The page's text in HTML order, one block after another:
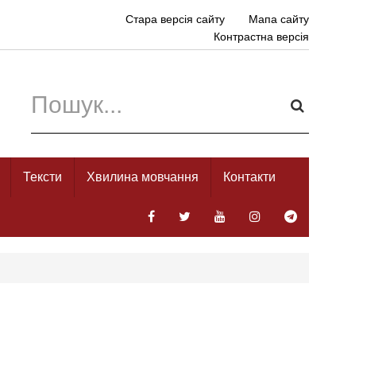
Стара версія сайту
Мапа сайту
Контрастна версія
Тексти Хвилина мовчання Контакти